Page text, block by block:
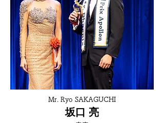
Mr. Ryo SAKAGUCHI
​坂口 亮